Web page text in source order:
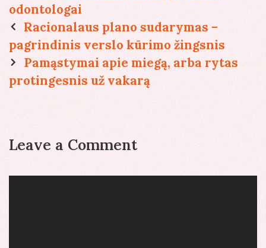
odontologai
Post
navigation
Racionalaus plano sudarymas –
pagrindinis verslo kūrimo žingsnis
Pamąstymai apie miegą, arba rytas
protingesnis už vakarą
Leave a Comment